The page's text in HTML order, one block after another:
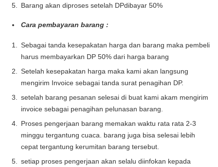
Barang akan diproses setelah DPdibayar 50%
Cara pembayaran barang :
Sebagai tanda kesepakatan harga dan barang maka pembeli
harus membayarkan DP 50% dari harga barang
Setelah kesepakatan harga maka kami akan langsung
mengirim Invoice sebagai tanda surat penagihan DP.
setelah barang pesanan selesai di buat kami akam mengirim
invoice sebagai penagihan pelunasan barang.
Proses pengerjaan barang memakan waktu rata rata 2-3
minggu tergantung cuaca. barang juga bisa selesai lebih
cepat tergantung kerumitan barang tersebut.
setiap proses pengerjaan akan selalu diinfokan kepada